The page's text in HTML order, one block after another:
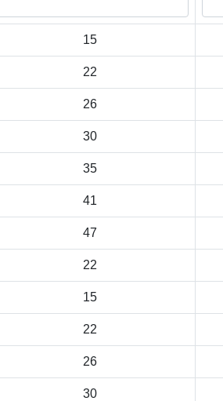
15
22
26
30
35
41
47
22
15
22
26
30